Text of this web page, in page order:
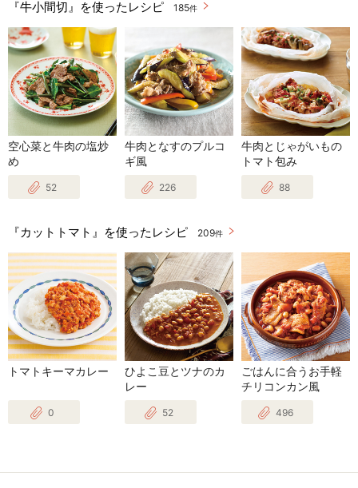
『牛小間切』を使ったレシピ 185件
空心菜と牛肉の塩炒
め
52
牛肉となすのプルコ
ギ風
226
牛肉とじゃがいもの
トマト包み
88
『カットトマト』を使ったレシピ 209件
トマトキーマカレー
0
ひよこ豆とツナのカ
レー
52
ごはんに合うお手軽
チリコンカン風
496